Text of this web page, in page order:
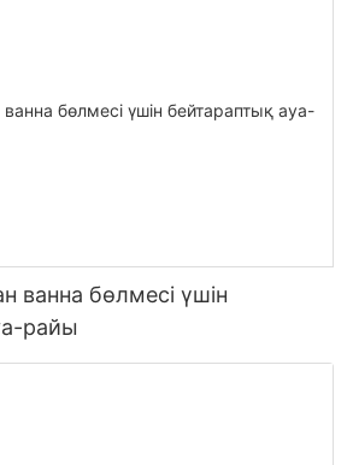
ванна бөлмесі үшін
райы